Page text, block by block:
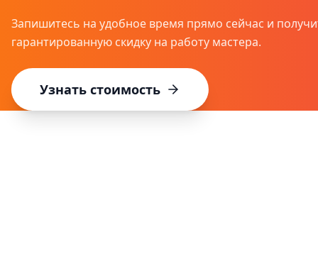
Запишитесь на удобное время прямо сейчас и
гарантированную скидку на работу мастера.
Узнать стоимость